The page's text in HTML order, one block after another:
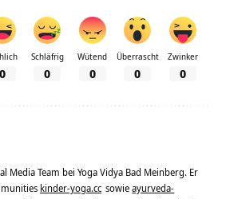
0
Schläfrig
0
Wütend
0
Überrascht
0
Zwinker
0
Media Team bei Yoga Vidya Bad Meinberg. Er
kinder-yoga.cc sowieayurveda-